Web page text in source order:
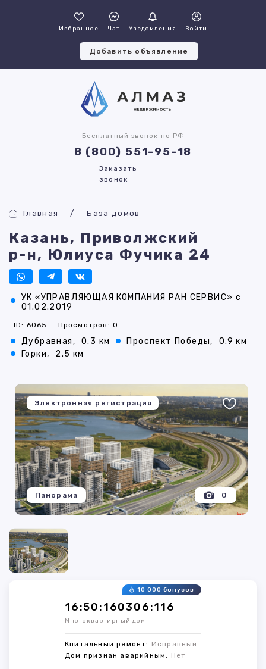
Избранное Чат Уведомления Войти
Добавить объявление
Бесплатный звонок по РФ
8 (800) 551-95-18
Заказать
звонок
Главная База домов
Казань, Приволжский
р-н, Юлиуса Фучика 24
УК «УПРАВЛЯЮЩАЯ КОМПАНИЯ РАН СЕРВИС» с
01.02.2019
ID: 6065 Просмотров: 0
Дубравная, 0.3 км Проспект Победы,
0.9 км
Горки,
2.5 км
Электронная регистрация
0
Панорама
16:50:160306:116
10 000 бонусов
Многоквартирный дом
Кпитальный ремонт: Исправный
Дом признан аварийным: Нет